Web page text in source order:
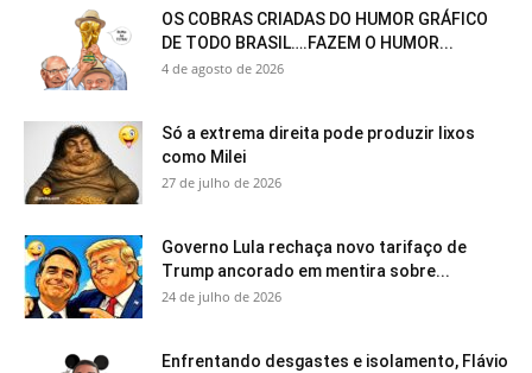
OS COBRAS CRIADAS DO HUMOR GRÁFICO
DE TODO BRASIL….FAZEM O HUMOR...
4 de agosto de 2026
Só a extrema direita pode produzir lixos
como Milei
27 de julho de 2026
Governo Lula rechaça novo tarifaço de
Trump ancorado em mentira sobre...
24 de julho de 2026
Enfrentando desgastes e isolamento, Flávio